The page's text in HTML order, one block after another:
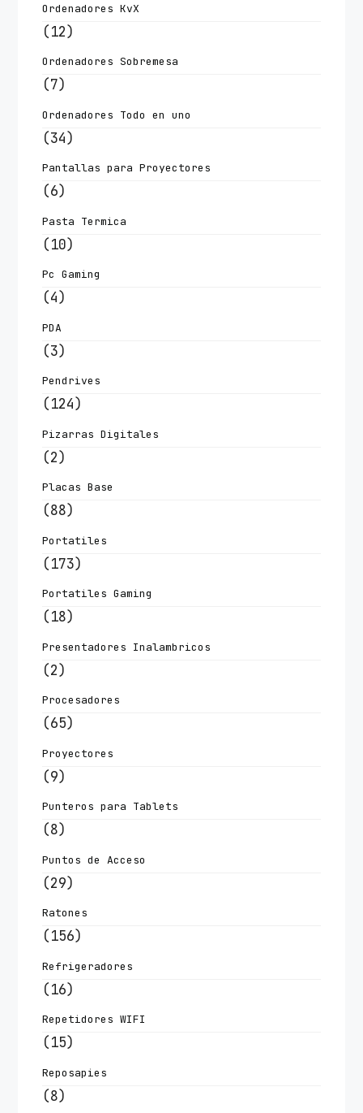
Ordenadores KvX
(12)
Ordenadores Sobremesa
(7)
Ordenadores Todo en uno
(34)
Pantallas para Proyectores
(6)
Pasta Termica
(10)
Pc Gaming
(4)
PDA
(3)
Pendrives
(124)
Pizarras Digitales
(2)
Placas Base
(88)
Portatiles
(173)
Portatiles Gaming
(18)
Presentadores Inalambricos
(2)
Procesadores
(65)
Proyectores
(9)
Punteros para Tablets
(8)
Puntos de Acceso
(29)
Ratones
(156)
Refrigeradores
(16)
Repetidores WIFI
(15)
Reposapies
(8)